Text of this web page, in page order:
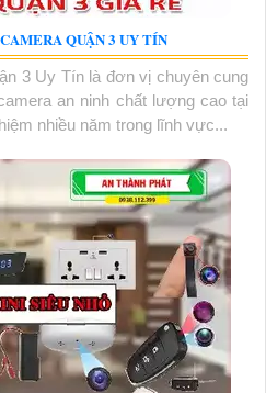
QUẬN 3 UY TÍN
3 Uy Tín là đơn vị chuyên cung
an ninh chất lượng cao tại
nhiều năm trong lĩnh vực...